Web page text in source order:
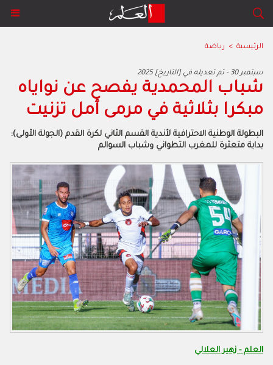
الرئيسية > رياضة
2025 سبتمبر 30 - تم تعديله في [التاريخ]
شباب المحمدية يفصح عن نواياه
مبكرا بثلاثية في مرمى أمل تزنيت
البطولة الوطنية الاحترافية لأندية القسم الثاني لكرة القدم (الجولة الأولى):
بداية متعثرة للمغرب التطواني وشباب السوالم
العلم - زهير العلالي